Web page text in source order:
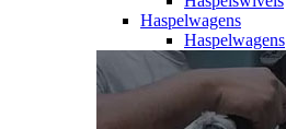
Haspelwagens
Haspelwagens